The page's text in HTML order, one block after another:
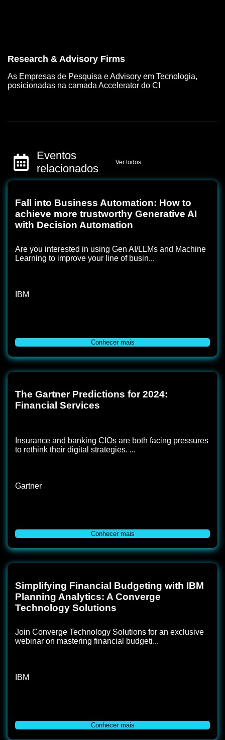
Research & Advisory Firms
As Empresas de Pesquisa e Advisory em Tecnologia,
posicionadas na camada Accelerator do CI
Eventos
relacionados
Ver todos
Fall into Business Automation: How to
achieve more trustworthy Generative AI
with Decision Automation
Are you interested in using Gen AI/LLMs and Machine
Learning to improve your line of busin...
IBM
Conhecer mais
The Gartner Predictions for 2024:
Financial Services
Insurance and banking CIOs are both facing pressures
to rethink their digital strategies. ...
Gartner
Conhecer mais
Simplifying Financial Budgeting with IBM
Planning Analytics: A Converge
Technology Solutions
Join Converge Technology Solutions for an exclusive
webinar on mastering financial budgeti...
IBM
Conhecer mais